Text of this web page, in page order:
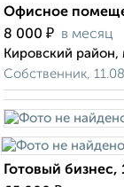
Офисное
8 000 ₽ в месяц
Кировский район,
Собственник,
Готовый бизнес,